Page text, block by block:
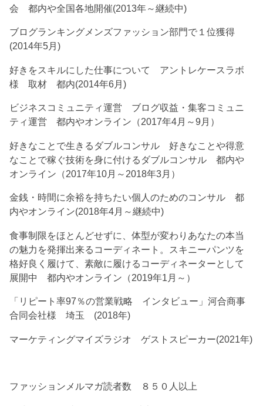
会 都内や全国各地開催(2013年～継続中)
ブログランキングメンズファッション部門で１位獲得
(2014年5月)
好きをスキルにした仕事について アントレケースラボ
様 取材 都内(2014年6月)
ビジネスコミュニティ運営 ブログ収益・集客コミュニ
ティ運営 都内やオンライン（2017年4月～9月）
好きなことで生きるダブルコンサル 好きなことや得意
なことで稼ぐ技術を身に付けるダブルコンサル 都内や
オンライン（2017年10月～2018年3月）
金銭・時間に余裕を持ちたい個人のためのコンサル 都
内やオンライン(2018年4月～継続中)
食事制限をほとんどせずに、体型が変わりあなたの本当
の魅力を発揮出来るコーディネート。スキニーパンツを
格好良く履けて、素敵に履けるコーディネーターとして
展開中 都内やオンライン（2019年1月～）
「リピート率97％の営業戦略 インタビュー」河合商事
合同会社様 埼玉 (2018年)
マーケティングマイズラジオ ゲストスピーカー(2021年)
ファッションメルマガ読者数 ８５０人以上